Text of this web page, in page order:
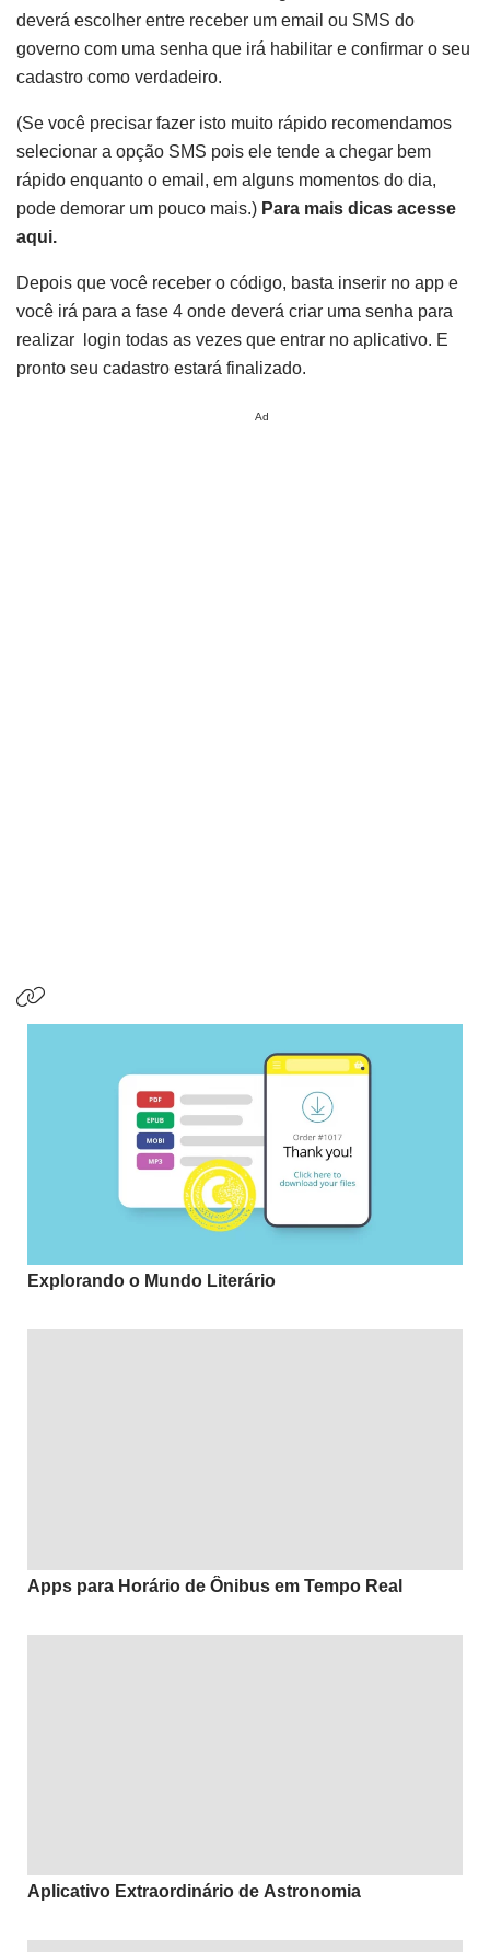
deverá escolher entre receber um email ou SMS do
governo com uma senha que irá habilitar e confirmar o seu
cadastro como verdadeiro.
(Se você precisar fazer isto muito rápido recomendamos
selecionar a opção SMS pois ele tende a chegar bem
rápido enquanto o email, em alguns momentos do dia,
pode demorar um pouco mais.) Para mais dicas acesse
aqui.
Depois que você receber o código, basta inserir no app e
você irá para a fase 4 onde deverá criar uma senha para
realizar login todas as vezes que entrar no aplicativo. E
pronto seu cadastro estará finalizado.
Ad
Explorando o Mundo Literário
Apps para Horário de Ônibus em Tempo Real
Aplicativo Extraordinário de Astronomia